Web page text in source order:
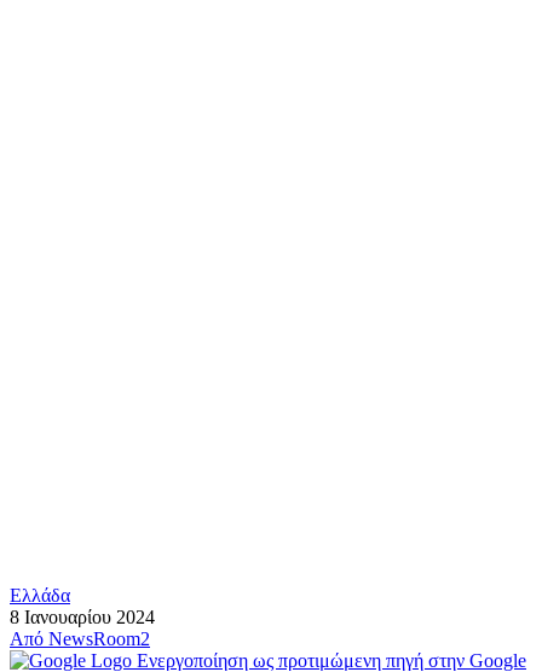
Ελλάδα
8 Ιανουαρίου 2024
Από NewsRoom2
Ενεργοποίηση ως προτιμώμενη πηγή στην Google